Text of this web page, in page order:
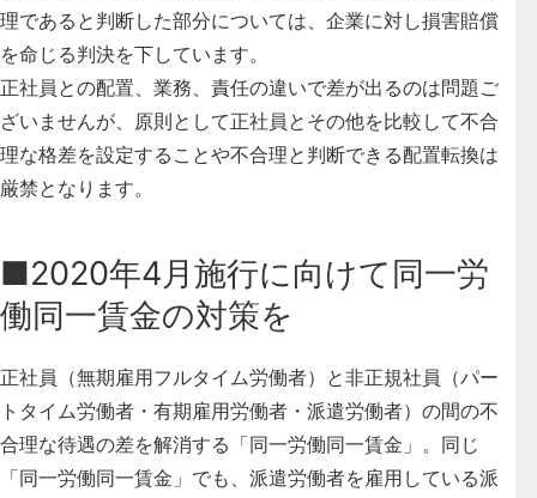
理であると判断した部分については、企業に対し損害賠償
を命じる判決を下しています。
正社員との配置、業務、責任の違いで差が出るのは問題ご
ざいませんが、原則として正社員とその他を比較して不合
理な格差を設定することや不合理と判断できる配置転換は
厳禁となります。
■2020年4月施行に向けて同一労
働同一賃金の対策を
正社員（無期雇用フルタイム労働者）と非正規社員（パー
トタイム労働者・有期雇用労働者・派遣労働者）の間の不
合理な待遇の差を解消する「同一労働同一賃金」。同じ
「同一労働同一賃金」でも、派遣労働者を雇用している派